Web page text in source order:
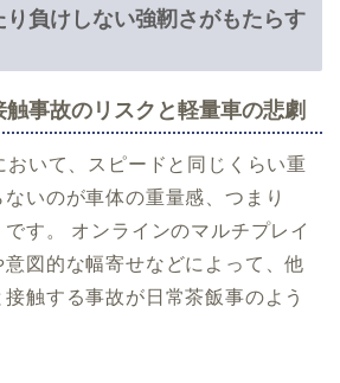
負けしない強靭さがもたらす
事故のリスクと軽量車の悲劇
おいて、スピードと同じくらい重
いのが車体の重量感、つまり
です。 オンラインのマルチプレイ
図的な幅寄せなどによって、他
触する事故が日常茶飯事のよう